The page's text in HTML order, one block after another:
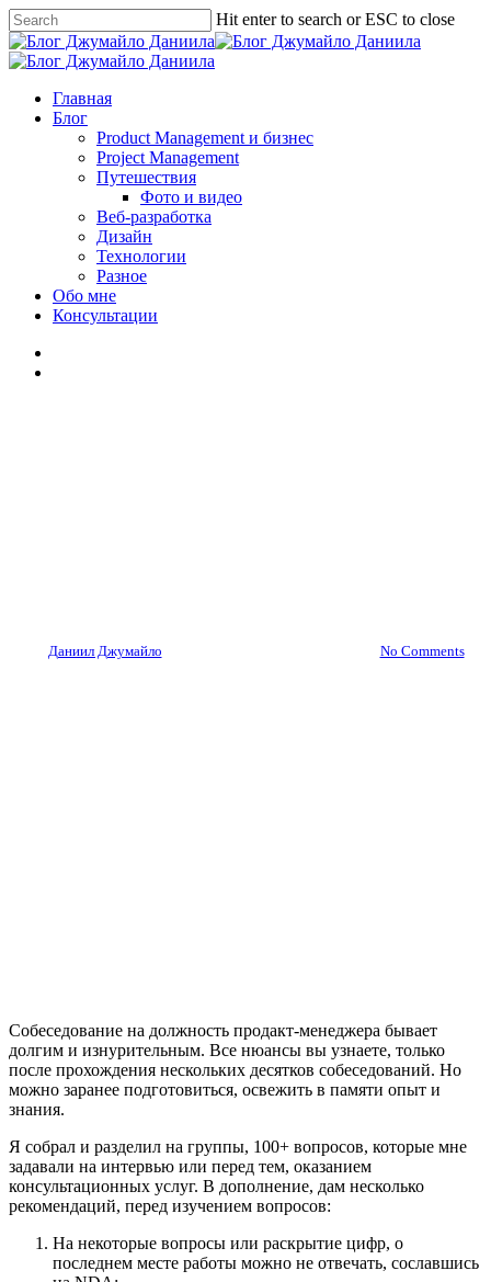
Skip
to
main
Hit enter to search or ESC to close
Close
Search
search
Menu
Главная
Блог
Product Management и бизнес
Project Management
Путешествия
Фото и видео
Веб-разработка
Дизайн
Технологии
Разное
Обо мне
Консультации
Даниил Джумайло No Comments
Собеседование на должность продакт-менеджера бывает
долгим и изнурительным. Все нюансы вы узнаете, только
после прохождения нескольких десятков собеседований. Но
можно заранее подготовиться, освежить в памяти опыт и
знания.
Я собрал и разделил на группы, 100+ вопросов, которые мне
задавали на интервью или перед тем, оказанием
консультационных услуг. В дополнение, дам несколько
рекомендаций, перед изучением вопросов:
На некоторые вопросы или раскрытие цифр, о
последнем месте работы можно не отвечать, сославшись